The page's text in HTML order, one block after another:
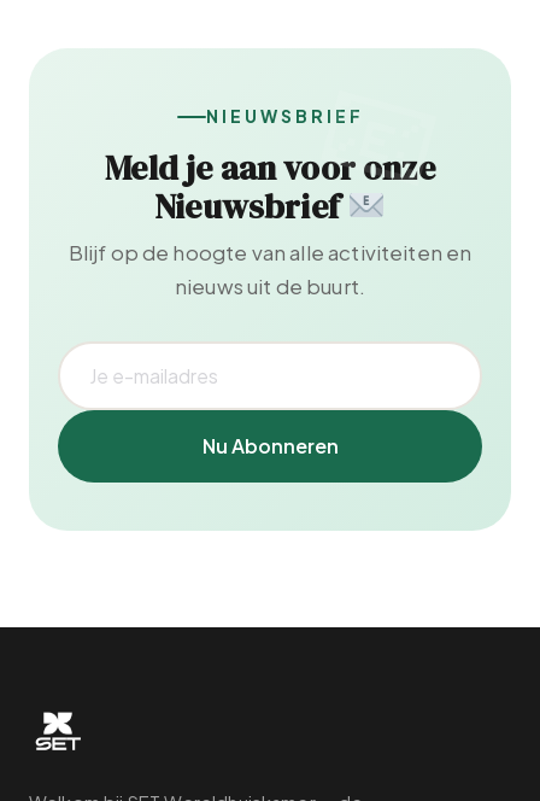
NIEUWSBRIEF
Meld je aan voor onze
Nieuwsbrief
Blijf op de hoogte van alle activiteiten en
nieuws uit de buurt.
Nu Abonneren